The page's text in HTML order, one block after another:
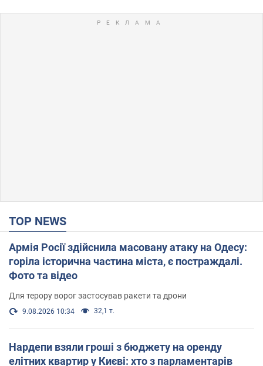
TOP NEWS
Армія Росії здійснила масовану атаку на Одесу:
горіла історична частина міста, є постраждалі.
Фото та відео
Для терору ворог застосував ракети та дрони
9.08.2026 10:34 32,1 т.
Нардепи взяли гроші з бюджету на оренду
елітних квартир у Києві: хто з парламентарів